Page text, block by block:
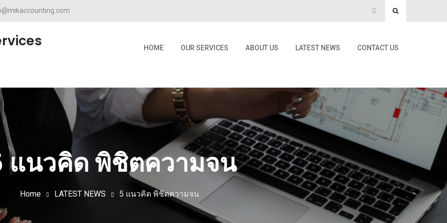
HOME OUR SERVICES ABOUT US LATEST NEWS CONTACT US
แนวคิด พิชิตความจน
Home LATEST NEWS 5 แนวคิด พิชิตความจน